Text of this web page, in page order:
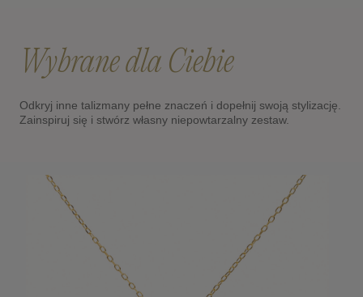
Wybrane dla Ciebie
Odkryj inne talizmany pełne znaczeń i dopełnij swoją stylizację.
Zainspiruj się i stwórz własny niepowtarzalny zestaw.